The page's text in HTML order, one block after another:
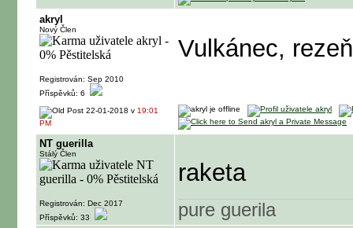
akryl
Nový Člen
Registrován: Sep 2010
Příspěvků: 6
Vulkánec,
22-01-2018 v 19:01
PM
NT guerilla
Stálý Člen
Registrován: Dec 2017
Příspěvků: 33
raketa
pure guerila